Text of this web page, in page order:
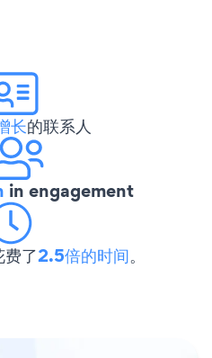
长的联系人
in engagement
了2.5倍的时间。